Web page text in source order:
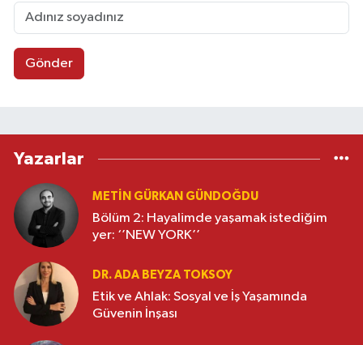
Gönder
Yazarlar
METIN GÜRKAN GÜNDOĞDU
Bölüm 2: Hayalimde yaşamak istediğim
yer: ‘’NEW YORK’’
DR. ADA BEYZA TOKSOY
Etik ve Ahlak: Sosyal ve İş Yaşamında
Güvenin İnşası